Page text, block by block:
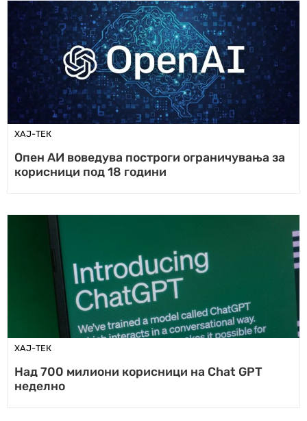
ХАЈ-ТЕК
Опен АИ воведува построги ограничувања за
корисници под 18 години
ХАЈ-ТЕК
Над 700 милиони корисници на Chat GPT
неделно